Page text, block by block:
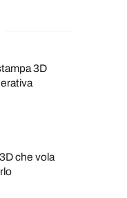
3D
che vola